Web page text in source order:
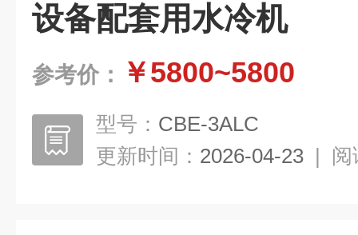
设备配套用水冷机
参考价： ￥5800~5800
型号： CBE-3ALC
更新时间： 2026-04-23 | 阅